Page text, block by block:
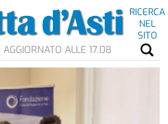
RICERCA
NEL
SITO
ALLE 17.08